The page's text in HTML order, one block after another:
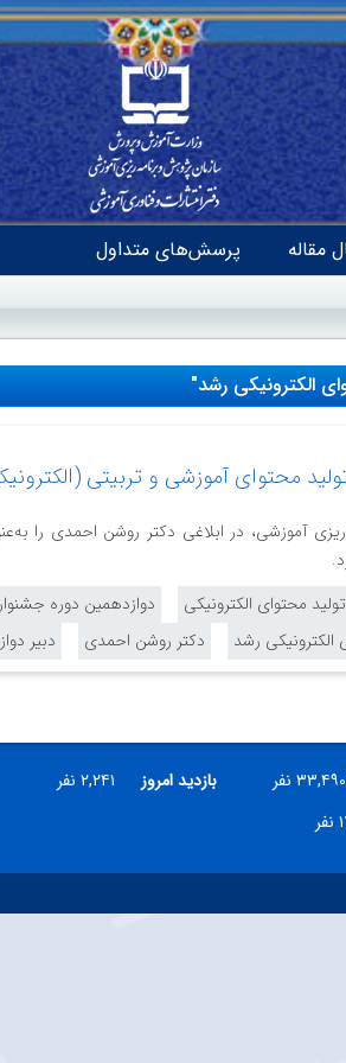
مقاله پرسش‌های متداول
الکترونیکی رشد"
محتوای آموزشی و تربیتی
آموزشی، در ابلاغی دکتر روشن احمدی را
محتوای الکترونیکی
دوازدهمین دوره
رشد
دکتر روشن احمدی دبیر
نفر بازدید امروز
۲,۲۴۱ نفر